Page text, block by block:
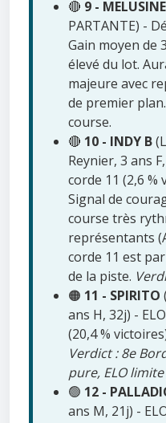
🔴 9 -
PARTANTE) -
Gain moyen de
élevé du lot.
majeure avec
de premier
course.
🔴 10 - INDY B
Reynier, 3 ans
corde 11 (2,6 %
Signal de
course très
représentants
corde 11 est
de la piste.
🟠 11 - SPIRITO
ans H, 32j) -
(20,4 %
Verdict : 8e
pure, ELO
🟢 12 -
ans M, 21j) -